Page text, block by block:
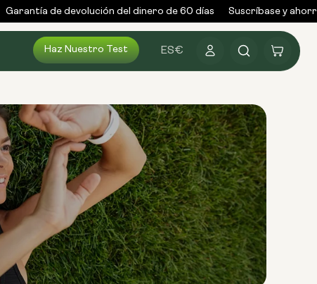
Garantía de devolución del dinero de 60 días Suscríbase y ahorre
Haz Nuestro Test ES€Conectarse Carrito